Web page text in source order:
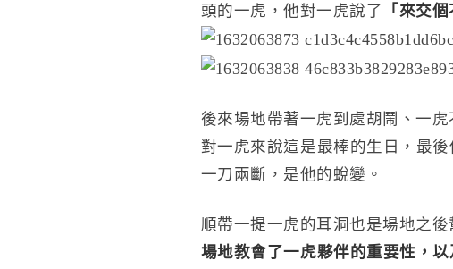
頭的一虎，他對一虎說了
「來交
後來場地帶著一虎到處胡鬧、一
對一虎來說這是最棒的生日，最
一刀兩斷，是他的蛻變。
順帶一提一虎的耳洞也是場地之後
場地教會了一虎夥伴的重要性，